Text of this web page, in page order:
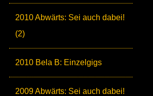
2010 Abwärts: Sei auch dabei!
(2)
2010 Bela B: Einzelgigs
2009 Abwärts: Sei auch dabei!